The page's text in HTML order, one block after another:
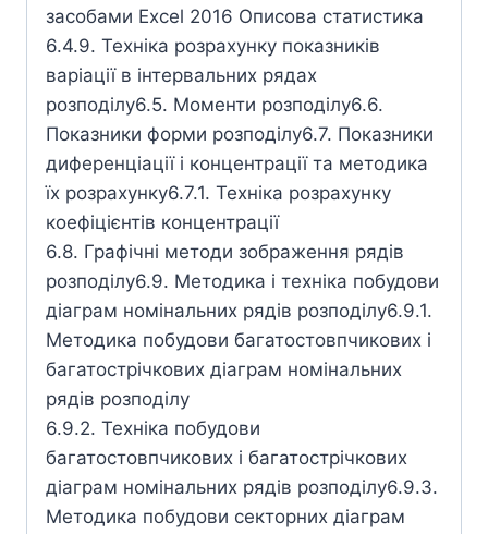
засобами Ехсеl 2016 Описова статистика
6.4.9. Техніка розрахунку показників
варіації в інтервальних рядах
розподілу6.5. Моменти розподілу6.6.
Показники форми розподілу6.7. Показники
диференціації і концентрації та методика
їх розрахунку6.7.1. Техніка розрахунку
коефіцієнтів концентрації
6.8. Графічні методи зображення рядів
розподілу6.9. Методика і техніка побудови
діаграм номінальних рядів розподілу6.9.1.
Методика побудови багатостовпчикових і
багатострічкових діаграм номінальних
рядів розподілу
6.9.2. Техніка побудови
багатостовпчикових і багатострічкових
діаграм номінальних рядів розподілу6.9.3.
Методика побудови секторних діаграм